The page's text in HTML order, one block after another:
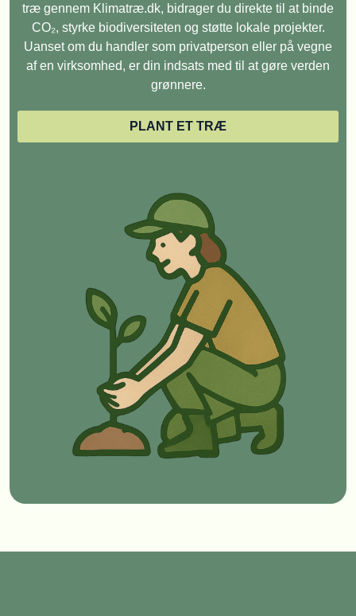
træ gennem Klimatræ.dk, bidrager du direkte til at binde
CO₂, styrke biodiversiteten og støtte lokale projekter.
Uanset om du handler som privatperson eller på vegne
af en virksomhed, er din indsats med til at gøre verden
grønnere.
PLANT ET TRÆ